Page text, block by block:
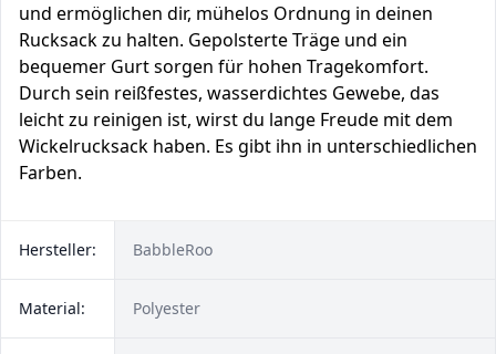
und ermöglichen dir, mühelos Ordnung in deinen
Rucksack zu halten. Gepolsterte Träge und ein
bequemer Gurt sorgen für hohen Tragekomfort.
Durch sein reißfestes, wasserdichtes Gewebe, das
leicht zu reinigen ist, wirst du lange Freude mit dem
Wickelrucksack haben. Es gibt ihn in unterschiedlichen
Farben.
Hersteller: BabbleRoo
Material: Polyester